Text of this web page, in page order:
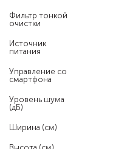
Фильтр тонкой
очистки
Источник
питания
Управление со
смартфона
Уровень шума
(дБ)
Ширина (см)